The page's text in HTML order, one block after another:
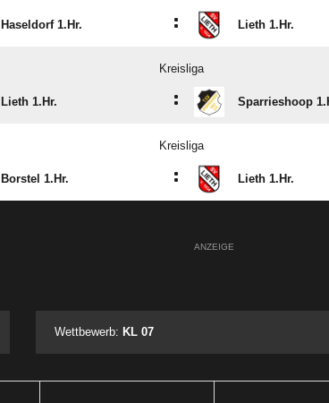
Haseldorf 1.Hr. : Lieth 1.Hr.
Kreisliga
Lieth 1.Hr. : Sparrieshoop
Kreisliga
Borstel 1.Hr. : Lieth 1.Hr.
ANZEIGE
Wettbewerb: KL 07